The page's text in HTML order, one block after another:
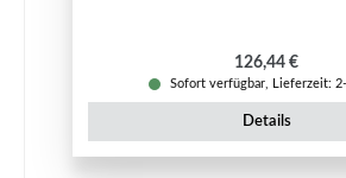
Regulärer Preis:
126,44 €
Sofort verfügbar, Lieferzeit:
Details